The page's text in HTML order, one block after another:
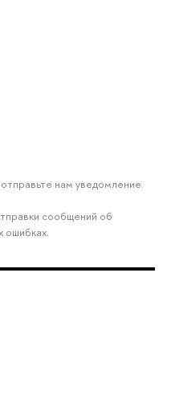
нам уведомление.
сообщений об
ошибках.